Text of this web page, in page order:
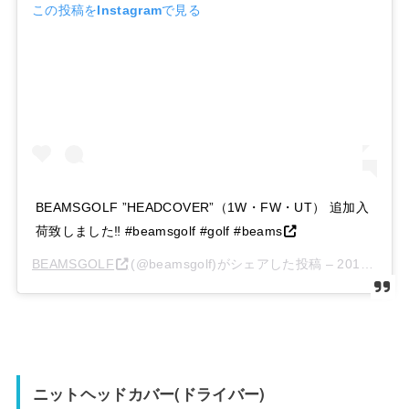
この投稿をInstagramで見る
BEAMSGOLF ”HEADCOVER”（1W・FW・UT） 追加入
荷致しました‼︎ #beamsgolf #golf #beams
BEAMSGOLF (@beamsgolf)がシェアした投稿 – 2014年 4月月6日午後9時20分PDT
ニットヘッドカバー(ドライバー)